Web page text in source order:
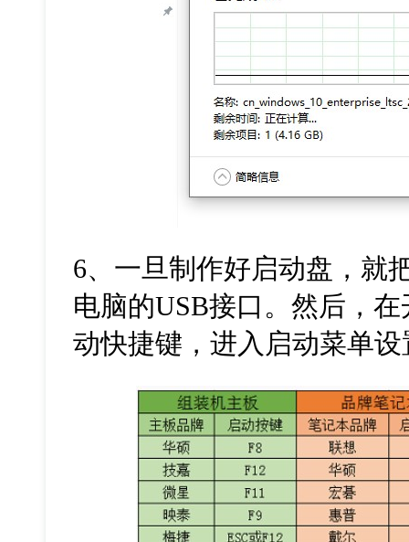
6、一旦制作好启动盘，就
电脑的USB接口。然后，
动快捷键，进入启动菜单